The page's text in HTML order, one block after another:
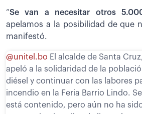
“Se van a necesitar otros
apelamos a la posibilidad de que
manifestó.
@unitel.bo El alcalde de Santa
apeló a la solidaridad de la
diésel y continuar con las labores
incendio en la Feria Barrio Lindo.
está contenido, pero aún no ha